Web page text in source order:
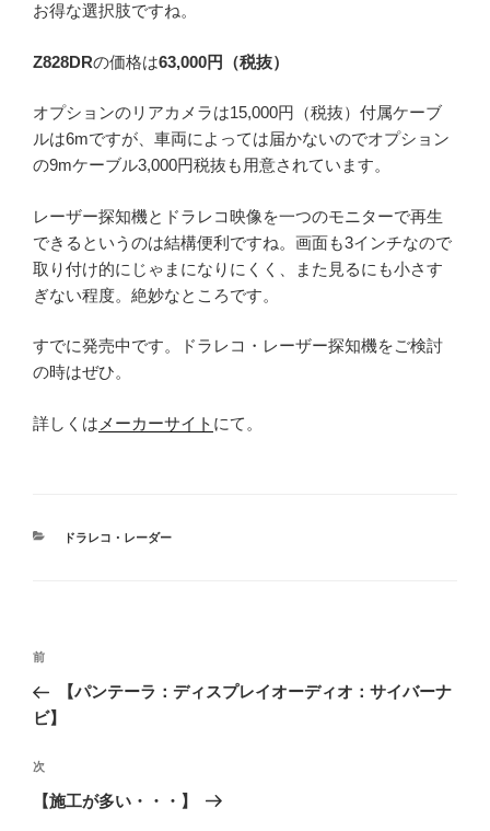
お得な選択肢ですね。
Z828DRの価格は63,000円（税抜）
オプションのリアカメラは15,000円（税抜）付属ケーブ
ルは6mですが、車両によっては届かないのでオプション
の9mケーブル3,000円税抜も用意されています。
レーザー探知機とドラレコ映像を一つのモニターで再生
できるというのは結構便利ですね。画面も3インチなので
取り付け的にじゃまになりにくく、また見るにも小さす
ぎない程度。絶妙なところです。
すでに発売中です。ドラレコ・レーザー探知機をご検討
の時はぜひ。
詳しくは メーカーサイト にて。
カ
ドラレコ・レーダー
投
ナ
ゲ
ー
過
去
の
稿
前
【パンテーラ：ディスプレイオーディオ：サイバーナ
ビ】
次
の
次
【施工が多い・・・】